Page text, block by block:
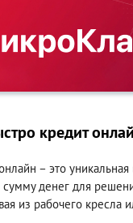
кредит
– это
сумму денег для
из рабочего кресла